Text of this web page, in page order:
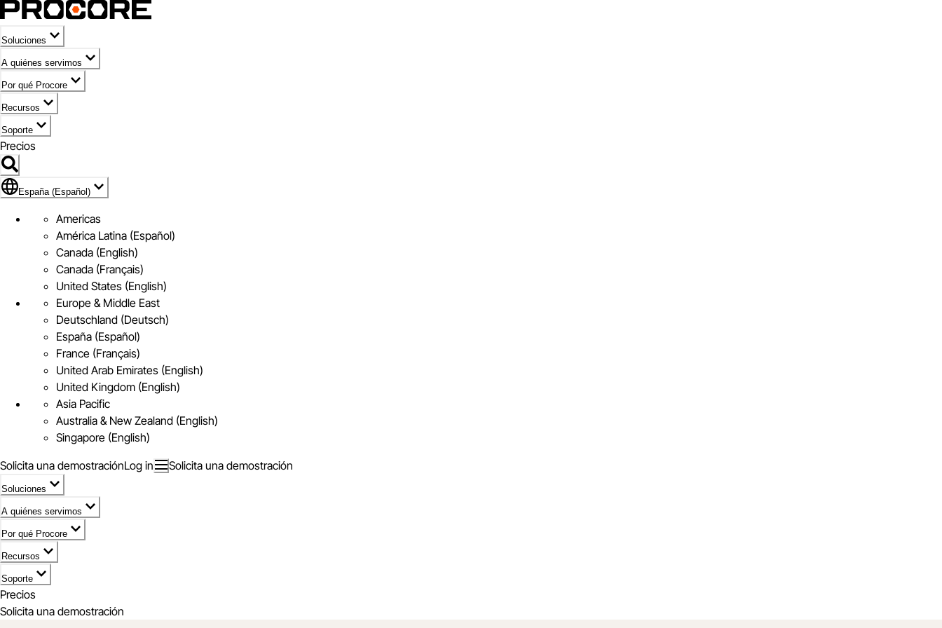
Soluciones
A quiénes servimos
Por qué Procore
Recursos
Soporte
Precios
Icono de marca de España (Español)
España (Español)
Americas
América Latina (Español)
Canada (English)
Canada (Français)
United States (English)
Europe & Middle East
Deutschland (Deutsch)
España (Español)
France (Français)
United Arab Emirates (English)
United Kingdom (English)
Asia Pacific
Australia & New Zealand (English)
Singapore (English)
Solicita una demostraciónLog in Solicita una demostración
Soluciones
A quiénes servimos
Por qué Procore
Recursos
Soporte
Precios
Solicita una demostración